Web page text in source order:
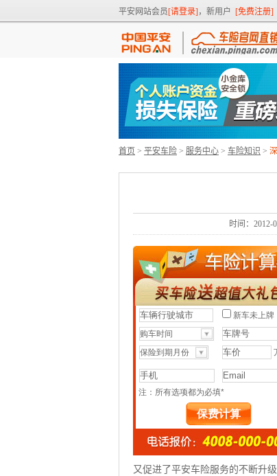
平安网站会员[请登录] ，新用户 [免费注册]
首页 > 平安车险 > 服务中心 > 车险知识 >
时间：2012-
又促进了平安车险服务的不断升